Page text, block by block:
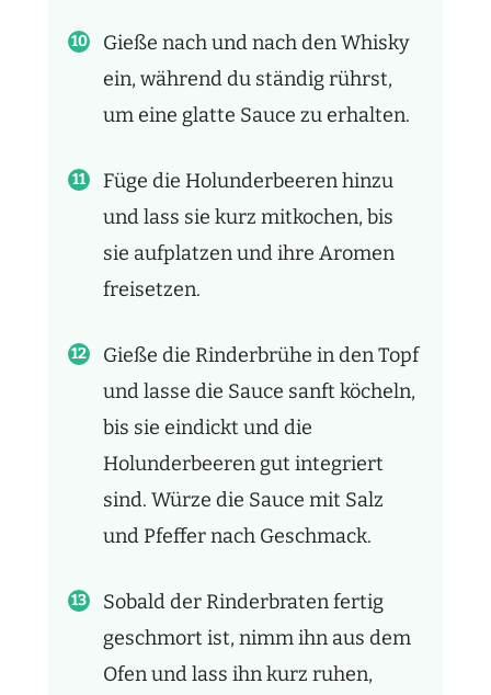
Gieße nach und nach den Whisky
ein, während du ständig rührst,
um eine glatte Sauce zu erhalten.
Füge die Holunderbeeren hinzu
und lass sie kurz mitkochen, bis
sie aufplatzen und ihre Aromen
freisetzen.
Gieße die Rinderbrühe in den Topf
und lasse die Sauce sanft köcheln,
bis sie eindickt und die
Holunderbeeren gut integriert
sind. Würze die Sauce mit Salz
und Pfeffer nach Geschmack.
Sobald der Rinderbraten fertig
geschmort ist, nimm ihn aus dem
Ofen und lass ihn kurz ruhen,